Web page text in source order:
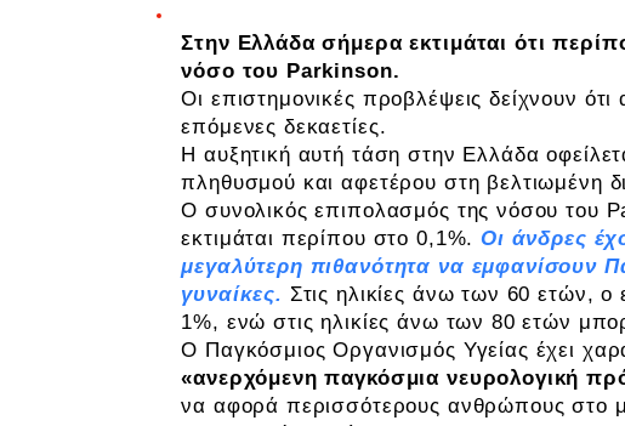
Στην Ελλάδα σήμερα εκτιμάται ότι
νόσο του Parkinson.
Οι επιστημονικές προβλέψεις δείχνουν ότι
επόμενες δεκαετίες.
Η αυξητική αυτή τάση στην Ελλάδα
πληθυσμού και αφετέρου στη βελτιωμένη
Ο συνολικός επιπολασμός της νόσου του
εκτιμάται περίπου στο 0,1%. Οι άνδρες
μεγαλύτερη πιθανότητα να εμφανίσουν
γυναίκες. Στις ηλικίες άνω των 60 ετών,
1%, ενώ στις ηλικίες άνω των 80 ετών
Ο Παγκόσμιος Οργανισμός Υγείας έχει
«ανερχόμενη παγκόσμια νευρολογική
να αφορά περισσότερους ανθρώπους στο